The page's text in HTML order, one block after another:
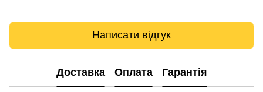
Написати відгук
Доставка Оплата Гарантія